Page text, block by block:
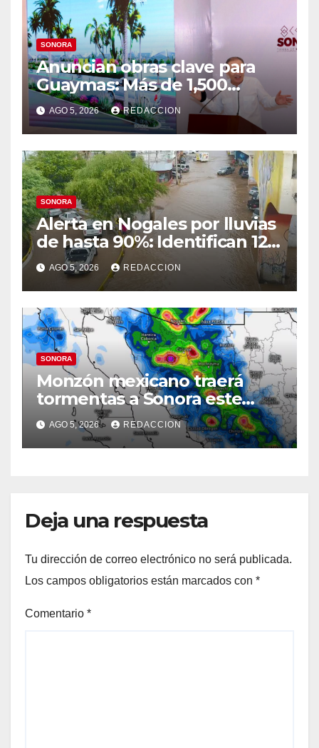
SONORA
Anuncian obras clave para
Guaymas: Más de 1,500
viviendas, modernización del
malecón y nuevo hospital del
IMSS
AGO 5, 2026 REDACCION
SONORA
Alerta en Nogales por lluvias
de hasta 90%: Identifican 12
vialidades con alto riesgo de
arroyos e inundaciones
AGO 5, 2026 REDACCION
SONORA
Monzón mexicano traerá
tormentas a Sonora este
miércoles: Prevén lluvias en
el Norte, la Sierra y
Hermosillo
AGO 5, 2026 REDACCION
Deja una respuesta
Tu dirección de correo electrónico no será publicada.
Los campos obligatorios están marcados con *
Comentario *